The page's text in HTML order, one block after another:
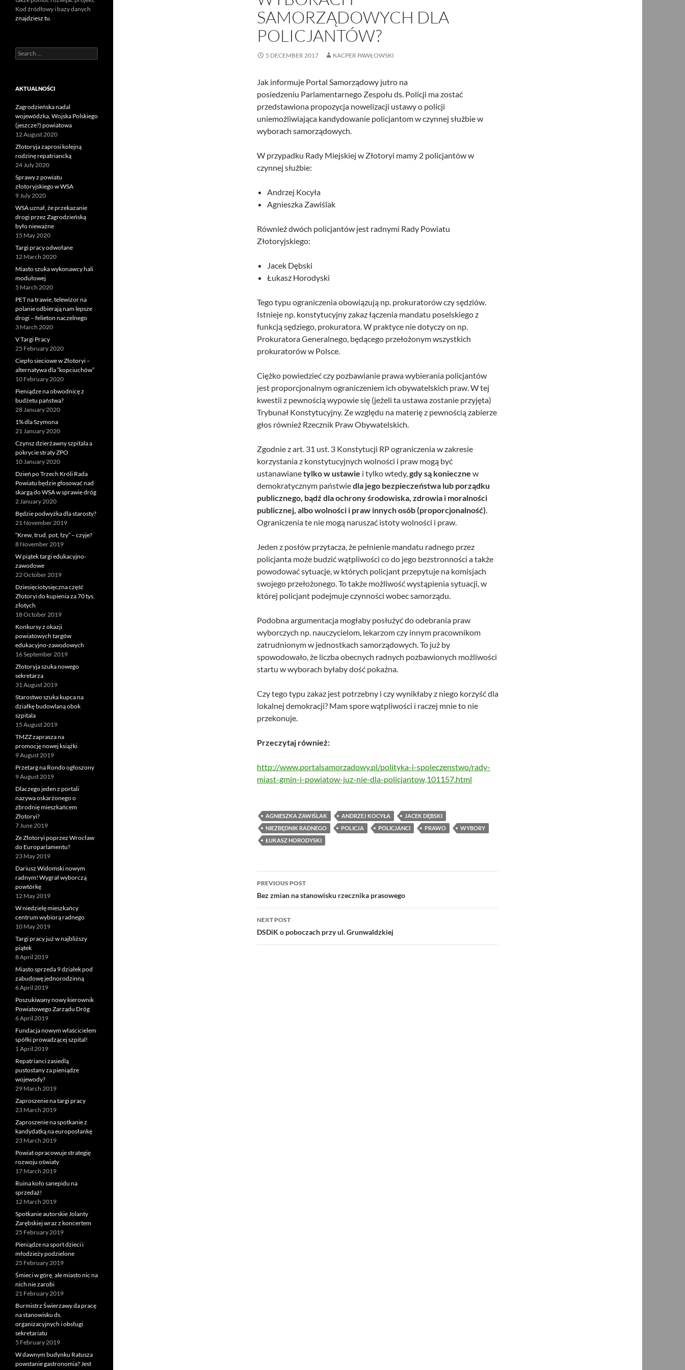
SAMORZĄDOWYCH DLA
POLICJANTÓW?
5 DECEMBER 2017 KACPER PAWŁOWSKI
Jak informuje Portal Samorządowy jutro na
posiedzeniu Parlamentarnego Zespołu ds. Policji ma zostać
przedstawiona propozycja nowelizacji ustawy o policji
uniemożliwiająca kandydowanie policjantom w czynnej służbie w
wyborach samorządowych.
W przypadku Rady Miejskiej w Złotoryi mamy 2 policjantów w
czynnej służbie:
Andrzej Kocyła
Agnieszka Zawiślak
Również dwóch policjantów jest radnymi Rady Powiatu
Złotoryjskiego:
Jacek Dębski
Łukasz Horodyski
Tego typu ograniczenia obowiązują np. prokuratorów czy sędziów.
Istnieje np. konstytucyjny zakaz łączenia mandatu poselskiego z
funkcją sędziego, prokuratora. W praktyce nie dotyczy on np.
Prokuratora Generalnego, będącego przełożonym wszystkich
prokuratorów w Polsce.
Ciężko powiedzieć czy pozbawianie prawa wybierania policjantów
jest proporcjonalnym ograniczeniem ich obywatelskich praw. W tej
kwestii z pewnością wypowie się (jeżeli ta ustawa zostanie przyjęta)
Trybunał Konstytucyjny. Ze względu na materię z pewnością zabierze
głos również Rzecznik Praw Obywatelskich.
Zgodnie z art. 31 ust. 3 Konstytucji RP ograniczenia w zakresie
korzystania z konstytucyjnych wolności i praw mogą być
ustanawianetylko w ustawie i tylko wtedy, gdy są konieczne w
demokratycznym państwiedla jego bezpieczeństwa lub porządku
publicznego, bądź dla ochrony środowiska, zdrowia i moralności
publicznej, albo wolności i praw innych osób (proporcjonalność)
Ograniczenia te nie mogą naruszać istoty wolności i praw.
Jeden z posłów przytacza, że pełnienie mandatu radnego przez
policjanta może budzić wątpliwości co do jego bezstronności a także
powodować sytuacje, w których policjant przepytuje na komisjach
swojego przełożonego. To także możliwość wystąpienia sytuacji, w
której policjant podejmuje czynności wobec samorządu.
Podobna argumentacja mogłaby posłużyć do odebrania praw
wyborczych np. nauczycielom, lekarzom czy innym pracownikom
zatrudnionym w jednostkach samorządowych. To już by
spowodowało, że liczba obecnych radnych pozbawionych możliwości
startu w wyborach byłaby dość pokaźna.
Czy tego typu zakaz jest potrzebny i czy wynikłaby z niego korzyść dla
lokalnej demokracji? Mam spore wątpliwości i raczej mnie to nie
przekonuje.
Przeczytaj również:
http://www.portalsamorzadowy.pl/polityka-i-spoleczenstwo/rady-
miast-gmin-i-powiatow-juz-nie-dla-policjantow,101157.html
AGNIESZKA ZAWIŚLAK ANDRZEJ KOCYŁA
JACEK DĘBSKI
NIEZBĘDNIK RADNEGO
POLICJA POLICJANCI PRAWO
WYBORY
ŁUKASZ HORODYSKI
Post
navigation
PREVIOUS POST
Bez zmian na stanowisku rzecznika prasowego
NEXT POST
DSDiK o poboczach przy ul. Grunwaldzkiej
Kod źródłowy i bazy danych
znajdziesz tu.
Search
for:
AKTUALNOŚCI
Zagrodzieńska nadal
wojewódzka, Wojska Polskiego
(jeszcze?) powiatowa
12 August 2020
Złotoryja zaprosi kolejną
rodzinę repatriancką
24 July 2020
Sprawy z powiatu
złotoryjskiego w WSA
9 July 2020
WSA uznał, że przekazanie
drogi przez Zagrodzieńską
było nieważne
15 May 2020
Targi pracy odwołane
12 March 2020
Miasto szuka wykonawcy hali
modułowej
5 March 2020
PET na trawie, telewizor na
polanie odbierają nam lepsze
drogi – felieton naczelnego
3 March 2020
V Targi Pracy
25 February 2020
Ciepło sieciowe w Złotoryi –
alternatywa dla “kopciuchów”
10 February 2020
Pieniądze na obwodnicę z
budżetu państwa?
28 January 2020
1% dla Szymona
21 January 2020
Czynsz dzierżawny szpitala a
pokrycie straty ZPO
10 January 2020
Dzień po Trzech Króli Rada
Powiatu będzie głosować nad
skargą do WSA w sprawie dróg
2 January 2020
Będzie podwyżka dla starosty?
21 November 2019
“Krew, trud, pot, łzy” – czyje?
8 November 2019
W piątek targi edukacyjno-
zawodowe
22 October 2019
Dziesięciotysięczna część
Złotoryi do kupienia za 70 tys.
złotych
18 October 2019
Konkursy z okazji
powiatowych targów
edukacyjno-zawodowych
16 September 2019
Złotoryja szuka nowego
sekretarza
31 August 2019
Starostwo szuka kupca na
działkę budowlaną obok
szpitala
15 August 2019
TMZZ zaprasza na
promocję nowej książki
9 August 2019
Przetarg na Rondo ogłoszony
9 August 2019
Dlaczego jeden z portali
nazywa oskarżonego o
zbrodnię mieszkańcem
Złotoryi?
7 June 2019
Ze Złotoryi poprzez Wrocław
do Europarlamentu?
23 May 2019
Dariusz Widomski nowym
radnym! Wygrał wyborczą
powtórkę
12 May 2019
W niedzielę mieszkańcy
centrum wybiorą radnego
10 May 2019
Targi pracy już w najbliższy
piątek
8 April 2019
Miasto sprzeda 9 działek pod
zabudowę jednorodzinną
6 April 2019
Poszukiwany nowy kierownik
Powiatowego Zarządu Dróg
6 April 2019
Fundacja nowym właścicielem
spółki prowadzącej szpital!
1 April 2019
Repatrianci zasiedlą
pustostany za pieniądze
wojewody?
29 March 2019
Zaproszenie na targi pracy
23 March 2019
Zaproszenie na spotkanie z
kandydatką na europosłankę
23 March 2019
Powiat opracowuje strategię
rozwoju oświaty
17 March 2019
Ruina koło sanepidu na
sprzedaż!
12 March 2019
Spotkanie autorskie Jolanty
Zarębskiej wraz z koncertem
25 February 2019
Pieniądze na sport dzieci i
młodzieży podzielone
25 February 2019
Śmieci w górę, ale miasto nic na
nich nie zarobi
21 February 2019
Burmistrz Świerzawy da pracę
na stanowisku ds.
organizacyjnych i obsługi
sekretariatu
5 February 2019
W dawnym budynku Ratusza
powstanie gastronomia? Jest